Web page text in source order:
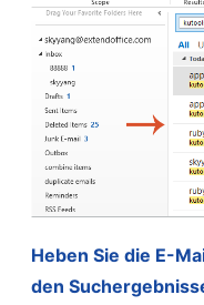
Heben Sie die E-
den